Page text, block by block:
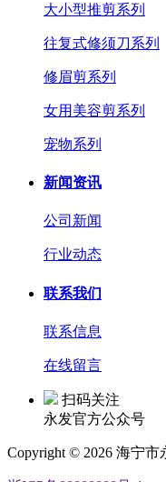
大小型推剪系列
往复式修须刀系列
修眉剪系列
女用美容剪系列
宠物系列
新闻资讯
公司新闻
行业动态
联系我们
联系信息
在线留言
扫码关注
永发官方公众号
Copyright © 2026 海宁